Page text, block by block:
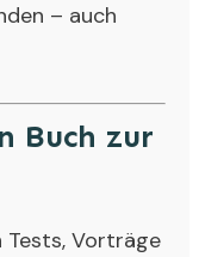
– auch
Buch zur
Tests, Vorträge